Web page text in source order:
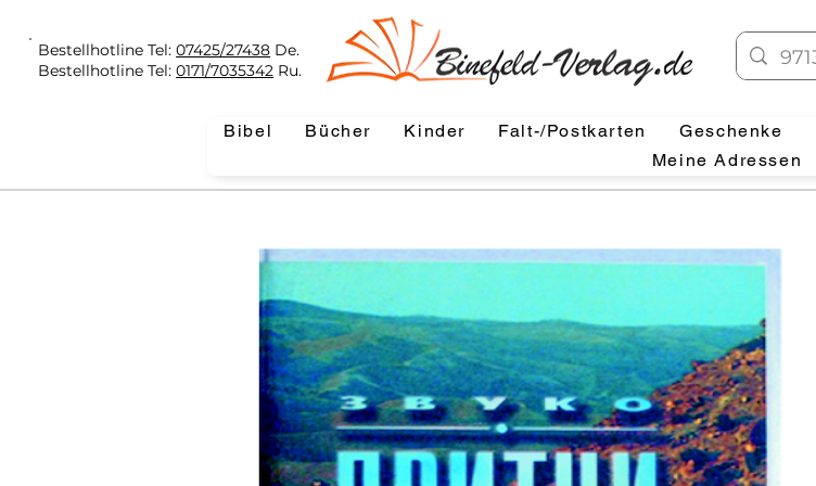
Bestellhotline Tel:07425/27438 De.
Bestellhotline Tel:0171/7035342 Ru.
Bibel Bücher Kinder Falt-/Postkarten Geschenke
Meine Adressen